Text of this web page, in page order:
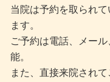
当院は予約を取られ
ます。
ご予約は電話、メー
能。
また、直接来院され